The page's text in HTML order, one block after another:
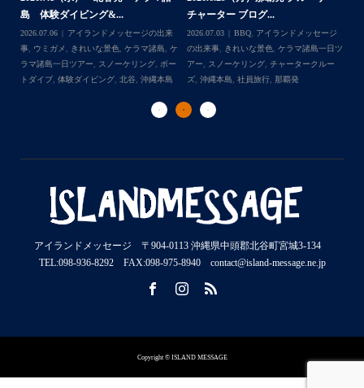
島 体験ダイビング&...
2026.07.06
アイランドメッセージの出来
事, ウミガメ, きれいな景色, ケラマ諸島, ケ
ラマ諸島一日ツアー, スノーケリング, ボー
トダイブ, 体験ダイビング, 北谷, 沖縄本島
チャーター ブログ...
2026.07.03 BBQ, アイランドメッセージ
の出来事, きれいな景色, ケラマ諸島一日ツ
アー, スノーケリング, チャータークルー
ズ, 沖縄本島, 社員旅行, 那覇発
アイランドメッセージ 〒904-0113 沖縄県中頭郡北谷町宮城3-134
TEL:098-936-8292 FAX:098-975-8940 contact@island-message.ne.jp
Copyright © ISLAND MESSAGE